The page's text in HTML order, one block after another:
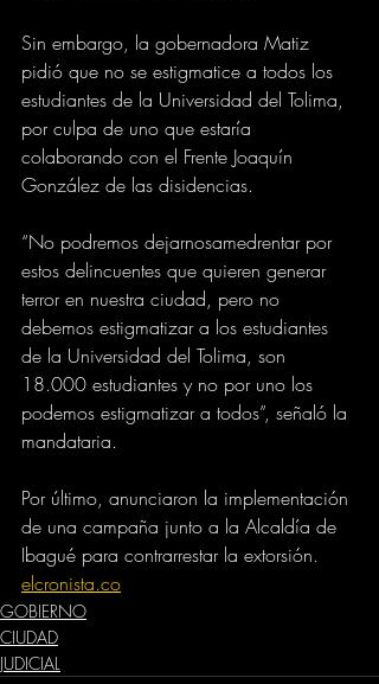
Sin embargo, la gobernadora Matiz
pidió que no se estigmatice a todos los
estudiantes de la Universidad del Tolima,
por culpa de uno que estaría
colaborando con el Frente Joaquín
González de las disidencias.
“No podremos dejarnosamedrentar por
estos delincuentes que quieren generar
terror en nuestra ciudad, pero no
debemos estigmatizar a los estudiantes
de la Universidad del Tolima, son
18.000 estudiantes y no por uno los
podemos estigmatizar a todos”, señaló la
mandataria.
Por último, anunciaron la implementación
de una campaña junto a la Alcaldía de
Ibagué para contrarrestar la extorsión.
elcronista.co
GOBIERNO
CIUDAD
JUDICIAL